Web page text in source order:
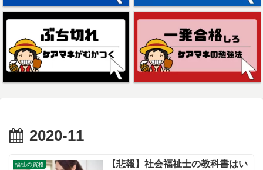
2020-11
福祉の資格
【悲報】社会福祉士の教科書はい